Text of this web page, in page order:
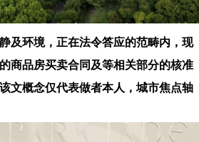
及环境，正在法令答应的范畴内，现
商品房买卖合同及等相关部分的核准
文概念仅代表做者本人，城市焦点轴